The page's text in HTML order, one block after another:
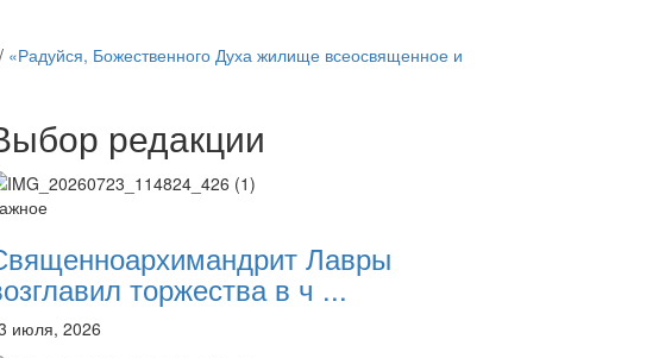
2015
2015Название трансляции
2015
2015Название трансляции
2015Название трансляции
Название трансляции
2015Название трансляции
/ «Радуйся, Божественного Духа жилище всеосвященное и
редакции
Лавры
торжества в ч ...
июля, 2026